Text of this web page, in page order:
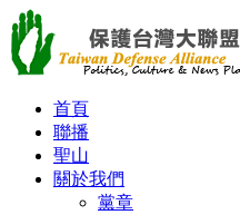
首頁
聯播
聖山
關於我們
黨章